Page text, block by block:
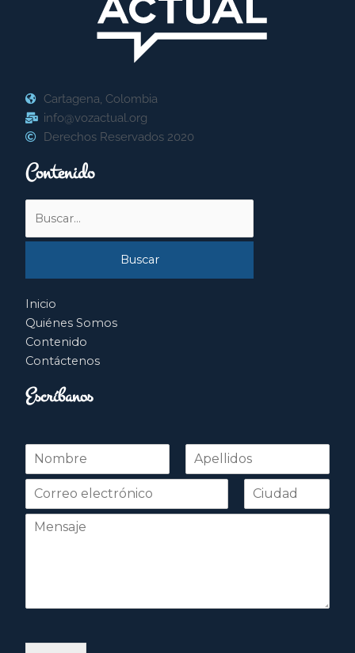
Cartagena, Colombia
info@vozactual.org
Derechos Reservados 2020
Contenido
por:
Inicio
Quiénes Somos
Contenido
Contáctenos
Escríbanos
N
m
r
Nombre Apellidos